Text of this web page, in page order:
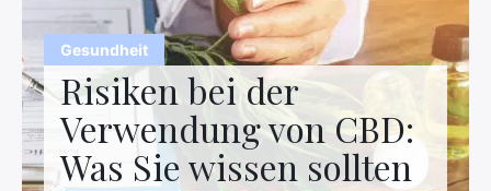
Gesundheit
Risiken bei der
Verwendung von CBD:
Was Sie wissen sollten
Freizeit